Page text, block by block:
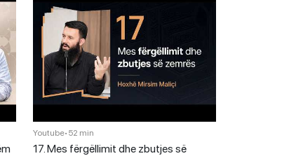
Youtube• 52 min
17. Mes fërgëllimit dhe zbutjes së